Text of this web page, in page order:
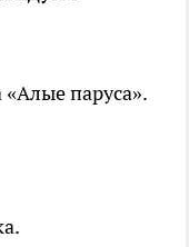
паруса».